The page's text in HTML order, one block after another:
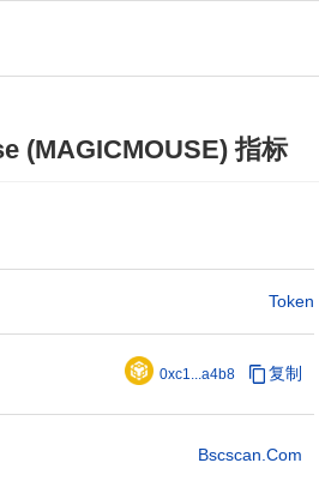
(MAGICMOUSE) 指标
Token
0xc1...a4b8 复制
Bscscan.com